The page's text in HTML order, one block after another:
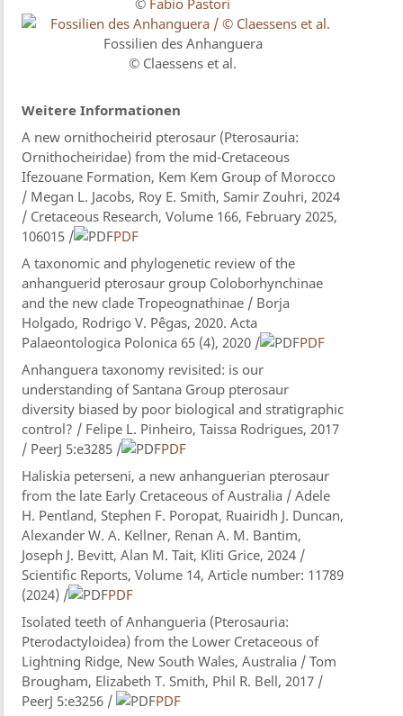
Fossilien des Anhanguera
© Claessens et al.
Weitere Informationen
A new ornithocheirid pterosaur (Pterosauria:
Ornithocheiridae) from the mid-Cretaceous
Ifezouane Formation, Kem Kem Group of Morocco
/ Megan L. Jacobs, Roy E. Smith, Samir Zouhri, 2024
/ Cretaceous Research, Volume 166, February 2025,
106015 /
PDF
A taxonomic and phylogenetic review of the
anhanguerid pterosaur group Coloborhynchinae
and the new clade Tropeognathinae / Borja
Holgado, Rodrigo V. Pêgas, 2020. Acta
Palaeontologica Polonica 65 (4), 2020 /
PDF
Anhanguera taxonomy revisited: is our
understanding of Santana Group pterosaur
diversity biased by poor biological and stratigraphic
control? / Felipe L. Pinheiro​, Taissa Rodrigues, 2017
/ PeerJ 5:e3285 /
PDF
Haliskia peterseni, a new anhanguerian pterosaur
from the late Early Cretaceous of Australia / Adele
H. Pentland, Stephen F. Poropat, Ruairidh J. Duncan,
Alexander W. A. Kellner, Renan A. M. Bantim,
Joseph J. Bevitt, Alan M. Tait, Kliti Grice, 2024 /
Scientific Reports, Volume 14, Article number: 11789
(2024) /
PDF
Isolated teeth of Anhangueria (Pterosauria:
Pterodactyloidea) from the Lower Cretaceous of
Lightning Ridge, New South Wales, Australia / Tom
Brougham​, Elizabeth T. Smith, Phil R. Bell, 2017 /
PeerJ 5:e3256 /
PDF